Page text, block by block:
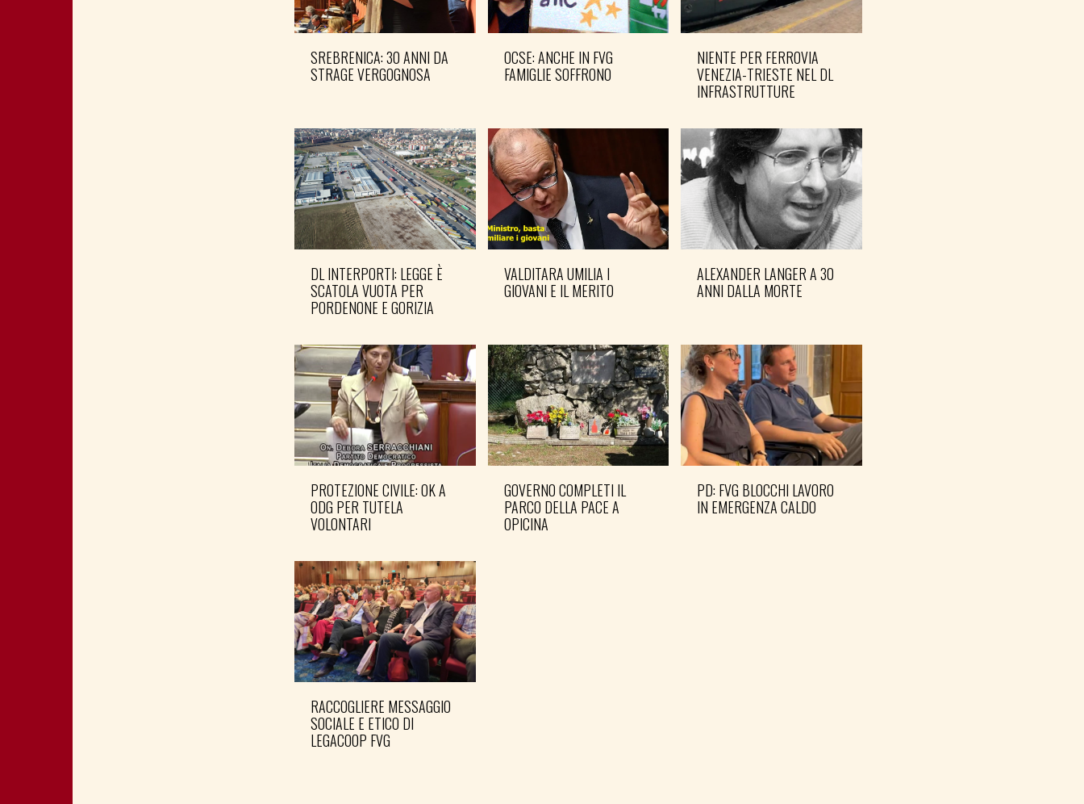
SREBRENICA: 30 ANNI DA
STRAGE VERGOGNOSA
OCSE: ANCHE IN FVG
FAMIGLIE SOFFRONO
NIENTE PER FERROVIA
VENEZIA-TRIESTE NEL DL
INFRASTRUTTURE
DL INTERPORTI: LEGGE È
SCATOLA VUOTA PER
PORDENONE E GORIZIA
VALDITARA UMILIA I
GIOVANI E IL MERITO
ALEXANDER LANGER A 30
ANNI DALLA MORTE
PROTEZIONE CIVILE: OK A
ODG PER TUTELA
VOLONTARI
GOVERNO COMPLETI IL
PARCO DELLA PACE A
OPICINA
PD: FVG BLOCCHI LAVORO
IN EMERGENZA CALDO
RACCOGLIERE MESSAGGIO
SOCIALE E ETICO DI
LEGACOOP FVG